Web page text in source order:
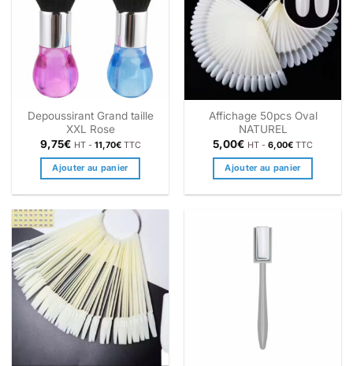
Depoussirant Grand taille
XXL Rose
9,75€ HT - 11,70€TTC
Ajouter au panier
Affichage 50pcs Oval
NATUREL
5,00€ HT - 6,00€ TTC
Ajouter au panier